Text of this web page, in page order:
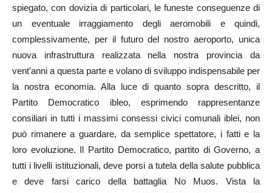
spiegato, con dovizia di particolari, le funeste conseguenze di
un eventuale irraggiamento degli aeromobili e quindi,
complessivamente, per il futuro del nostro aeroporto, unica
nuova infrastruttura realizzata nella nostra provincia da
vent’anni a questa parte e volano di sviluppo indispensabile per
la nostra economia. Alla luce di quanto sopra descritto, il
Partito Democratico ibleo, esprimendo rappresentanze
consiliari in tutti i massimi consessi civici comunali iblei, non
può rimanere a guardare, da semplice spettatore, i fatti e la
loro evoluzione. Il Partito Democratico, partito di Governo, a
tutti i livelli istituzionali, deve porsi a tutela della salute pubblica
e deve farsi carico della battaglia No Muos. Vista la